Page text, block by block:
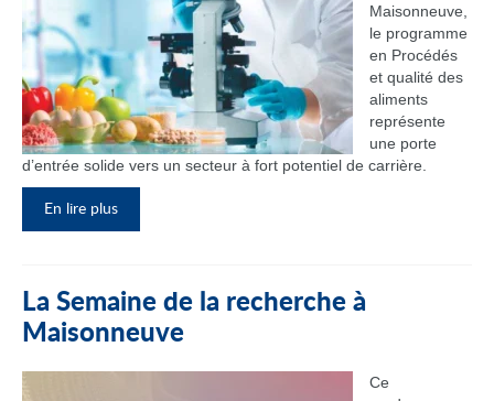
Maisonneuve,
le programme
en Procédés
et qualité des
aliments
représente
une porte
d’entrée solide vers un secteur à fort potentiel de carrière.
En lire plus
La Semaine de la recherche à
Maisonneuve
Ce